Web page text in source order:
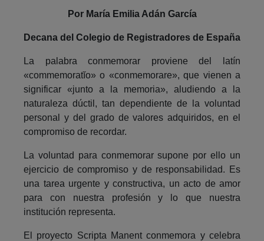
Por María Emilia Adán García
Decana del Colegio de Registradores de España
La palabra conmemorar proviene del latín
«commemoratĭo» o «conmemorare», que vienen a
significar «junto a la memoria», aludiendo a la
naturaleza dúctil, tan dependiente de la voluntad
personal y del grado de valores adquiridos, en el
compromiso de recordar.
La voluntad para conmemorar supone por ello un
ejercicio de compromiso y de responsabilidad. Es
una tarea urgente y constructiva, un acto de amor
para con nuestra profesión y lo que nuestra
institución representa.
El proyecto Scripta Manent conmemora y celebra